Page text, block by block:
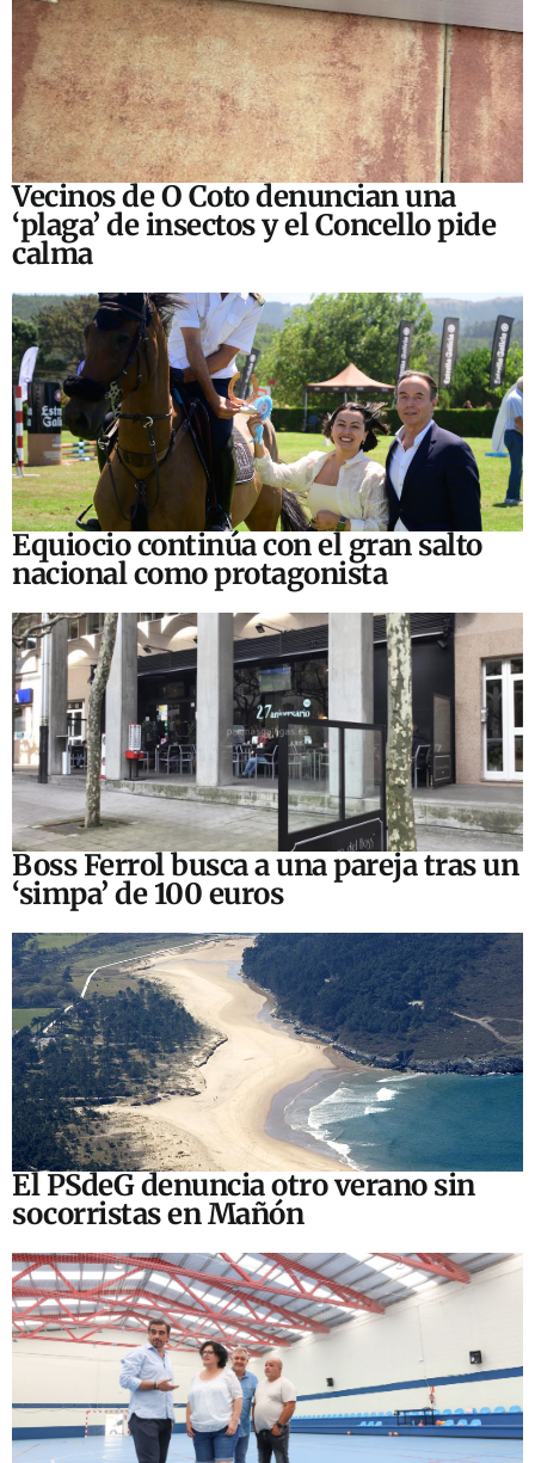
Vecinos de O Coto denuncian una
‘plaga’ de insectos y el Concello pide
calma
Equiocio continúa con el gran salto
nacional como protagonista
Boss Ferrol busca a una pareja tras un
‘simpa’ de 100 euros
El PSdeG denuncia otro verano sin
socorristas en Mañón